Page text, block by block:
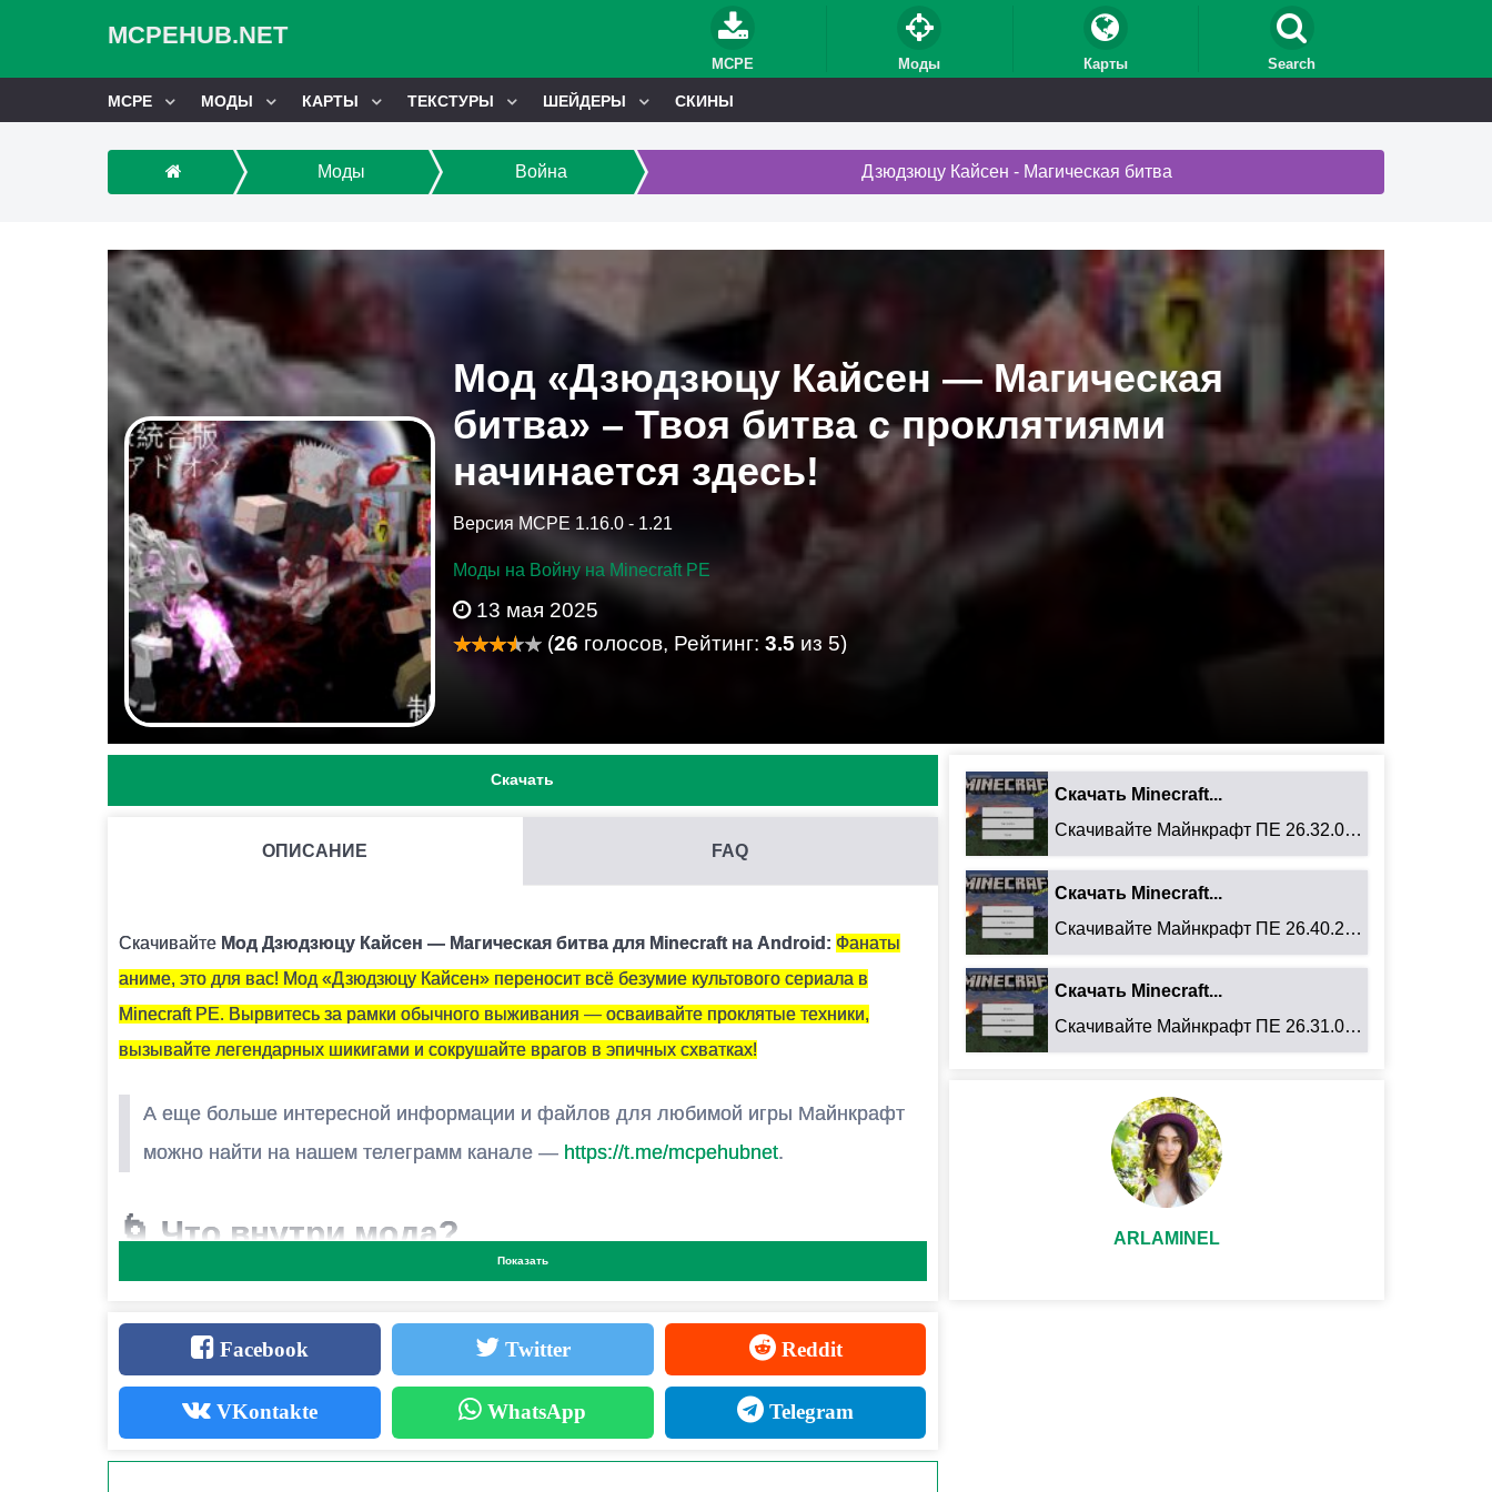
MCPEHUB.NET
MCPE Моды Карты Search
MCPE МОДЫ КАРТЫ ТЕКСТУРЫ ШЕЙДЕРЫ СКИНЫ
Моды Война Дзюдзюцу Кайсен - Магическая битва
Мод «Дзюдзюцу Кайсен — Магическая
битва» – Твоя битва с проклятиями
начинается здесь!
Версия MCPE 1.16.0 - 1.21
Моды на Войну на Minecraft PE
13 мая 2025
(26 голосов, Рейтинг: 3.5 из 5)
Скачать
ОПИСАНИЕ FAQ
Скачивайте Мод Дзюдзюцу Кайсен — Магическая битва для Minecraft на Android: Фанаты
аниме, это для вас! Мод «Дзюдзюцу Кайсен» переносит всё безумие культового сериала в
Minecraft PE. Вырвитесь за рамки обычного выживания — осваивайте проклятые техники,
вызывайте легендарных шикигами и сокрушайте врагов в эпичных схватках!
А еще больше интересной информации и файлов для любимой игры Майнкрафт
можно найти на нашем телеграмм канале — https://t.me/mcpehubnet.
🌀 Что внутри мода?
1. Техники Проклятий и Магов
Домен Сукуны– активируйте«Могилу Мальчика»и уничтожайте всё в радиусе 50 блоков!
Бесконечный Пустой Фиолетовый(Годзё Сатору) – стирайте врагов из реальности.
Показать
Да, для этого достаточно просто быть владельцем карты и установить на неё эту модификацию.
Facebook Twitter Reddit
VKontakte WhatsApp Telegram
Скачать Minecraft...
Скачивайте Майнкрафт ПЕ 26.32.02 для Android: ...
Скачать Minecraft...
Скачивайте Майнкрафт ПЕ 26.40.27 для Android: ...
Скачать Minecraft...
Скачивайте Майнкрафт ПЕ 26.31.01 для Android: ...
ARLAMINEL